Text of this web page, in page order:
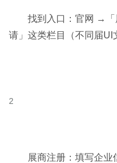
找到入口：官网 →「
请」这类栏目（不同届UI
展商注册：填写企业